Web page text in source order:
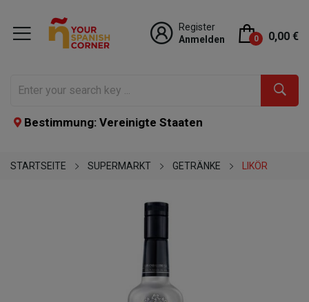
Register
Anmelden
0 0,00 €
Bestimmung: Vereinigte Staaten
STARTSEITE SUPERMARKT GETRÄNKE LIKÖR